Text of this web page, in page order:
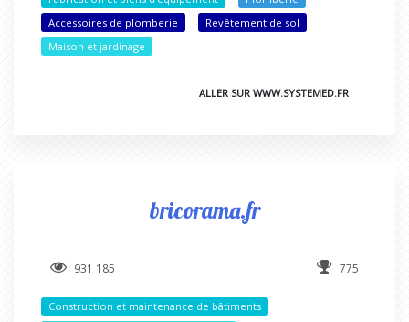
Accessoires de plomberie
Revêtement de sol
Maison et jardinage
ALLER SUR WWW.SYSTEMED.FR
bricorama.fr
931 185 775
Construction et maintenance de bâtiments